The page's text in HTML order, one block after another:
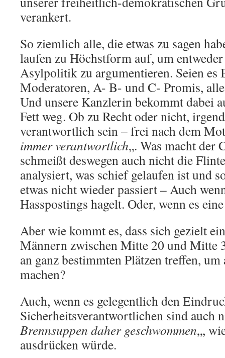
verankert.
So ziemlich alle, die etwas zu sagen
laufen zu Höchstform auf, um
Asylpolitik zu argumentieren. Seien es
Moderatoren, A- B- und C- Promis, alle
Und unsere Kanzlerin bekommt dabei
Fett weg. Ob zu Recht oder nicht,
verantwortlich sein – frei nach dem
immer verantwortlich„. Was macht der
schmeißt deswegen auch nicht die
analysiert, was schief gelaufen ist und
etwas nicht wieder passiert – Auch
Hasspostings hagelt. Oder, wenn es
Aber wie kommt es, dass sich gezielt
Männern zwischen Mitte 20 und Mitte
an ganz bestimmten Plätzen treffen,
machen?
Auch, wenn es gelegentlich den
Sicherheitsverantwortlichen sind auch
Brennsuppen daher geschwommen„,
ausdrücken würde.